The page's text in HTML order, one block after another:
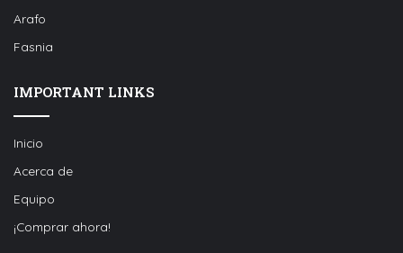
Arafo
Fasnia
IMPORTANT LINKS
Inicio
Acerca de
Equipo
¡Comprar ahora!